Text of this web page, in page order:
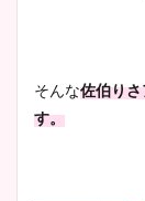
そんな佐伯り
す。